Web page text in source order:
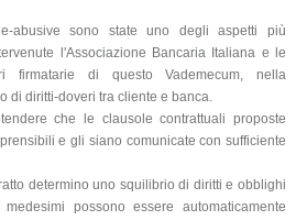
abusive sono state uno degli aspetti più
l'Associazione Bancaria Italiana e le
firmatarie di questo Vademecum, nella
di diritti-doveri tra cliente e banca.
che le clausole contrattuali proposte
e gli siano comunicate con sufficiente
determino uno squilibrio di diritti e obblighi
possono essere automaticamente